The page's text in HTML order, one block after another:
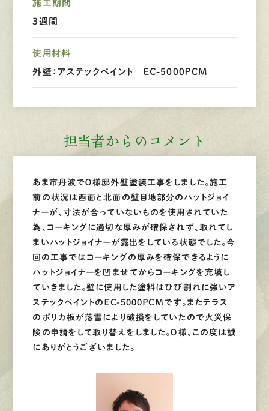
施工期間
3週間
使用材料
外壁：アステックペイント ＥＣ-5000ＰCM
担当者からのコメント
あま市丹波でＯ様邸外壁塗装工事をしました。施工
前の状況は西面と北面の壁目地部分のハットジョイ
ナーが、寸法が合っていないものを使用されていた
為、コーキングに適切な厚みが確保されず、取れてし
まいハットジョイナーが露出をしている状態でした。今
回の工事ではコーキングの厚みを確保できるように
ハットジョイナーを凹ませてからコーキングを充填し
ていきました。壁に使用した塗料はひび割れに強いア
ステックペイントのＥＣ-5000ＰＣＭです。またテラス
のポリカ板が落雪により破損をしていたので火災保
険の申請をして取り替えをしました。Ｏ様、この度は誠
にありがとうございました。